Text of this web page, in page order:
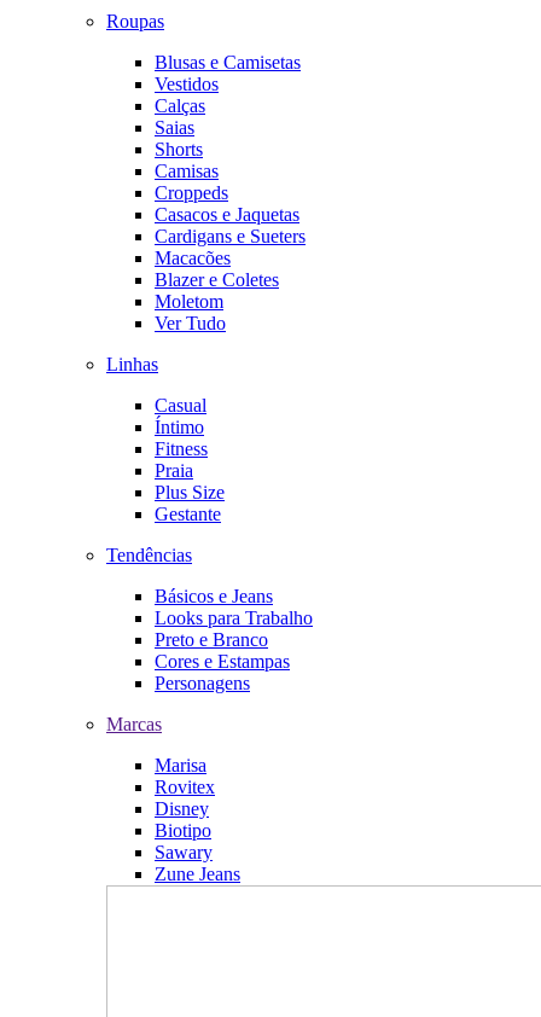
Roupas
Blusas e Camisetas
Vestidos
Calças
Saias
Shorts
Camisas
Croppeds
Casacos e Jaquetas
Cardigans e Sueters
Macacões
Blazer e Coletes
Moletom
Ver Tudo
Linhas
Casual
Íntimo
Fitness
Praia
Plus Size
Gestante
Tendências
Básicos e Jeans
Looks para Trabalho
Preto e Branco
Cores e Estampas
Personagens
Marcas
Marisa
Rovitex
Disney
Biotipo
Sawary
Zune Jeans